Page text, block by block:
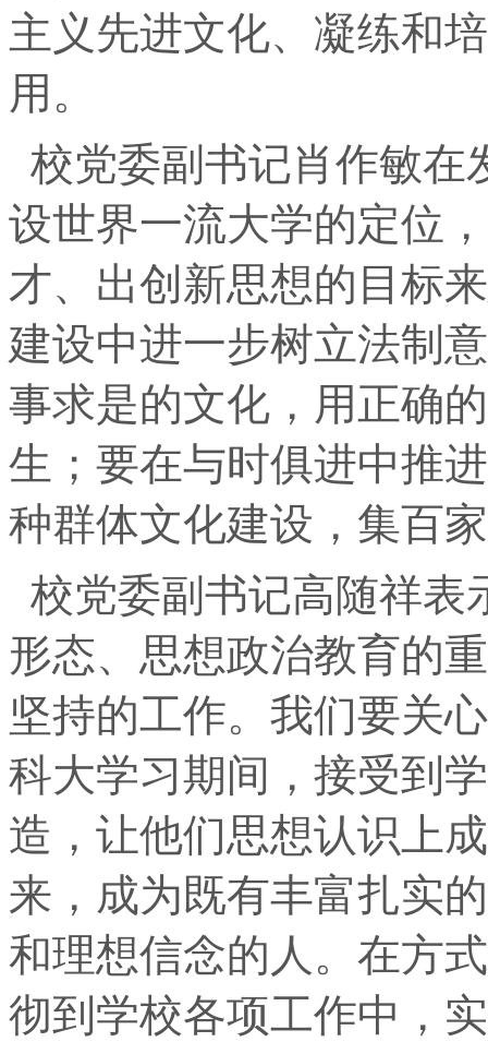
主义先进文化、凝练和
用。
校党委副书记肖作敏在
设世界一流大学的定位
才、出创新思想的目标
建设中进一步树立法制
事求是的文化，用正确
生；要在与时俱进中推
种群体文化建设，集百
校党委副书记高随祥表
形态、思想政治教育的
坚持的工作。我们要关
科大学习期间，接受到
造，让他们思想认识上
来，成为既有丰富扎实
和理想信念的人。在方
彻到学校各项工作中，